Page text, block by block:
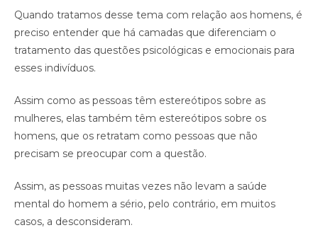
Quando tratamos desse tema com relação aos homens, é
preciso entender que há camadas que diferenciam o
tratamento das questões psicológicas e emocionais para
esses indivíduos.
Assim como as pessoas têm estereótipos sobre as
mulheres, elas também têm estereótipos sobre os
homens, que os retratam como pessoas que não
precisam se preocupar com a questão.
Assim, as pessoas muitas vezes não levam a saúde
mental do homem a sério, pelo contrário, em muitos
casos, a desconsideram.